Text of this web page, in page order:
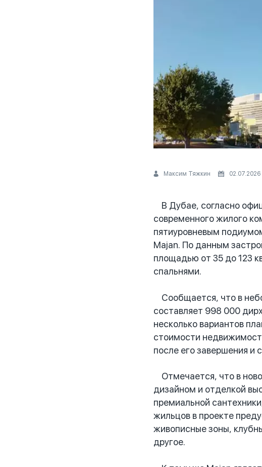
Максим Тяжкин 02.07.2026
В Дубае, согласно
современного жилого
пятиуровневым
Majan. По данным
площадью от 35 до 123
спальнями.
Сообщается, что в
составляет 998 000
несколько вариантов
стоимости
после его завершения и
Отмечается, что в
дизайном и отделкой
премиальной
жильцов в проекте
живописные зоны,
другое.